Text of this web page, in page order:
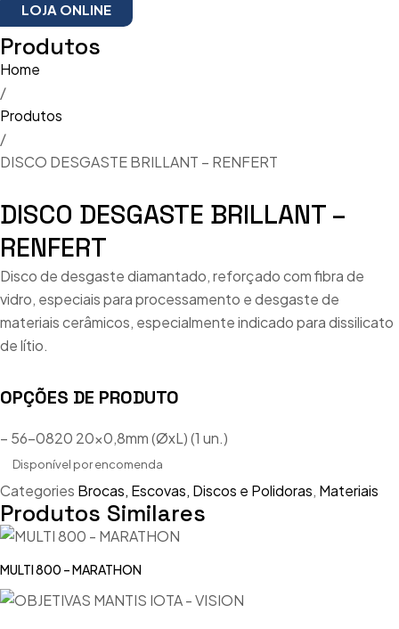
LOJA ONLINE
Produtos
Home
/
Produtos
/
DISCO DESGASTE BRILLANT – RENFERT
DISCO DESGASTE BRILLANT –
RENFERT
Disco de desgaste diamantado, reforçado com fibra de
vidro, especiais para processamento e desgaste de
materiais cerâmicos, especialmente indicado para dissilicato
de lítio.
OPÇÕES DE PRODUTO
– 56-0820 20×0,8mm (ØxL) (1 un.)
Disponível por encomenda
Categories Brocas, Escovas, Discos e Polidoras, Materiais
Produtos Similares
MULTI 800 – MARATHON